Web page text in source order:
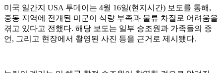
미국 일간지 USA 투데이는 4월 16일(현지시간) 보도를 통해,
중동 지역에 전개된 미군이 식량 부족과 물류 차질로 어려움을
겪고 있다고 전했다. 해당 보도는 일부 승조원과 가족들의 증
언, 그리고 현장에서 촬영된 사진 등을 근거로 제시됐다.